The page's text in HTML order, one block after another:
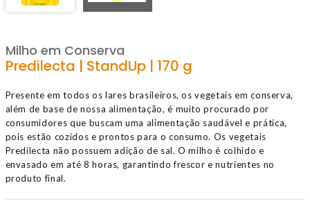
Milho em Conserva
Predilecta | StandUp | 170 g
Presente em todos os lares brasileiros, os vegetais em conserva,
além de base de nossa alimentação, é muito procurado por
consumidores que buscam uma alimentação saudável e prática,
pois estão cozidos e prontos para o consumo. Os vegetais
Predilecta não possuem adição de sal. O milho é colhido e
envasado em até 8 horas, garantindo frescor e nutrientes no
produto final.